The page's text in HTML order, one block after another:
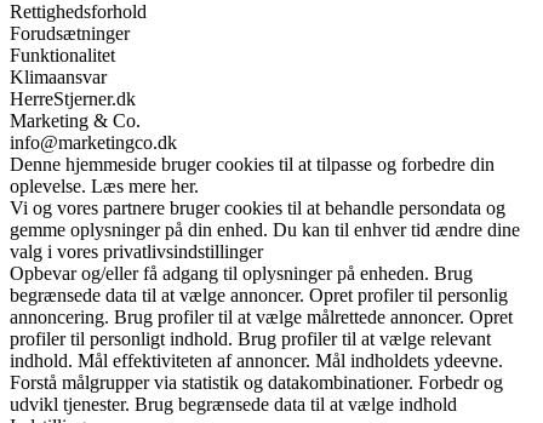
Rettighedsforhold
Forudsætninger
Funktionalitet
Klimaansvar
HerreStjerner.dk
Marketing & Co.
info@marketingco.dk
Denne hjemmeside bruger cookies til at tilpasse og forbedre din
oplevelse. Læs mere her.
Vi og vores partnere bruger cookies til at behandle persondata og
gemme oplysninger på din enhed. Du kan til enhver tid ændre dine
valg i vores privatlivsindstillinger
Opbevar og/eller få adgang til oplysninger på enheden. Brug
begrænsede data til at vælge annoncer. Opret profiler til personlig
annoncering. Brug profiler til at vælge målrettede annoncer. Opret
profiler til personligt indhold. Brug profiler til at vælge relevant
indhold. Mål effektiviteten af annoncer. Mål indholdets ydeevne.
Forstå målgrupper via statistik og datakombinationer. Forbedr og
udvikl tjenester. Brug begrænsede data til at vælge indhold